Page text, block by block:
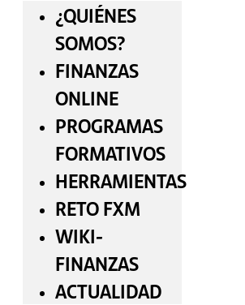
¿QUIÉNES
SOMOS?
FINANZAS
ONLINE
PROGRAMAS
FORMATIVOS
HERRAMIENTAS
RETO FXM
WIKI-
FINANZAS
ACTUALIDAD